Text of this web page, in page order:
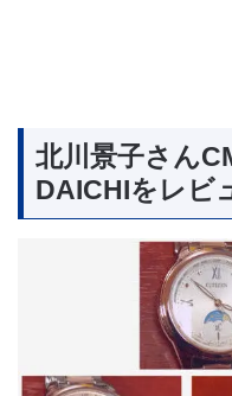
北川景子さん
DAICHIをレビ